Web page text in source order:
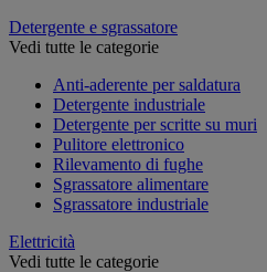
Detergente e sgrassatore
Vedi tutte le categorie
Anti-aderente per saldatura
Detergente industriale
Detergente per scritte su muri
Pulitore elettronico
Rilevamento di fughe
Sgrassatore alimentare
Sgrassatore industriale
Elettricità
Vedi tutte le categorie